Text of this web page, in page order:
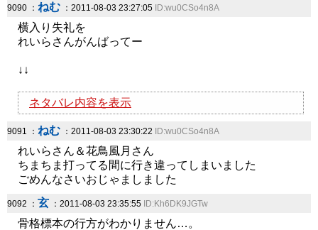
9090 ： ねむ ：2011-08-03 23:27:05 ID:wu0CSo4n8A
横入り失礼を
れいらさんがんばってー
↓↓
ネタバレ内容を表示
9091 ： ねむ ：2011-08-03 23:30:22 ID:wu0CSo4n8A
れいらさん＆花鳥風月さん
ちまちま打ってる間に行き違ってしまいました
ごめんなさいおじゃましました
9092 ： 玄 ：2011-08-03 23:35:55 ID:Kh6DK9JGTw
骨格標本の行方がわかりません…。